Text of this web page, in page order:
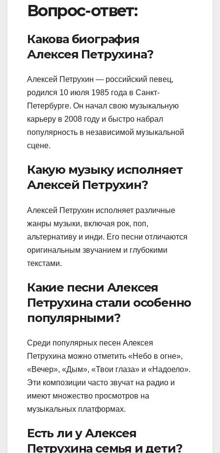
Вопрос-ответ:
Какова биография
Алексея Петрухина?
Алексей Петрухин — российский певец,
родился 10 июля 1985 года в Санкт-
Петербурге. Он начал свою музыкальную
карьеру в 2008 году и быстро набрал
популярность в независимой музыкальной
сцене.
Какую музыку исполняет
Алексей Петрухин?
Алексей Петрухин исполняет различные
жанры музыки, включая рок, поп,
альтернативу и инди. Его песни отличаются
оригинальным звучанием и глубокими
текстами.
Какие песни Алексея
Петрухина стали особенно
популярными?
Среди популярных песен Алексея
Петрухина можно отметить «Небо в огне»,
«Вечер», «Дым», «Твои глаза» и «Надоело».
Эти композиции часто звучат на радио и
имеют множество просмотров на
музыкальных платформах.
Есть ли у Алексея
Петрухина семья и дети?